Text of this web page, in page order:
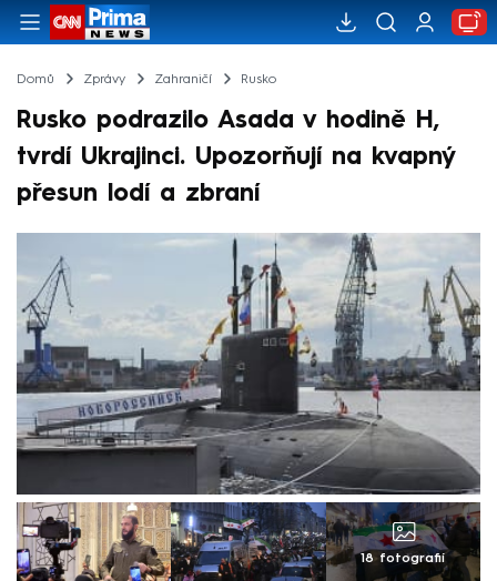
Domů Zprávy Zahraničí Rusko
Rusko podrazilo Asada v hodině H,
tvrdí Ukrajinci. Upozorňují na kvapný
přesun lodí a zbraní
18 fotografií